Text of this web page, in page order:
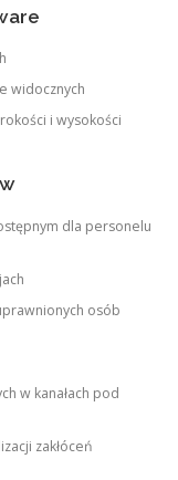
widocznych
i wysokości
dla personelu
osób
w kanałach pod
zakłóceń